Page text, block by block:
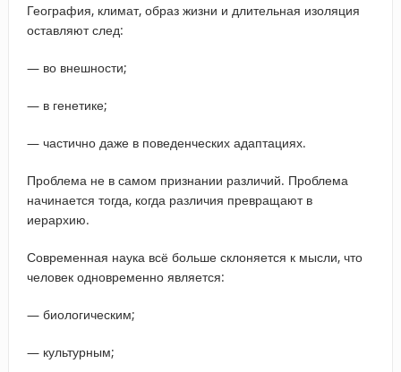
География, климат, образ жизни и длительная изоляция
оставляют след:
— во внешности;
— в генетике;
— частично даже в поведенческих адаптациях.
Проблема не в самом признании различий. Проблема
начинается тогда, когда различия превращают в
иерархию.
Современная наука всё больше склоняется к мысли, что
человек одновременно является:
— биологическим;
— культурным;